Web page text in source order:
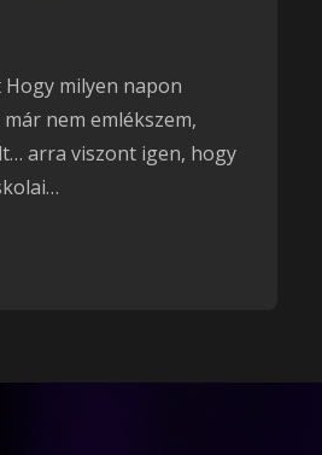
Hogy milyen napon
nem emlékszem,
arra viszont igen, hogy